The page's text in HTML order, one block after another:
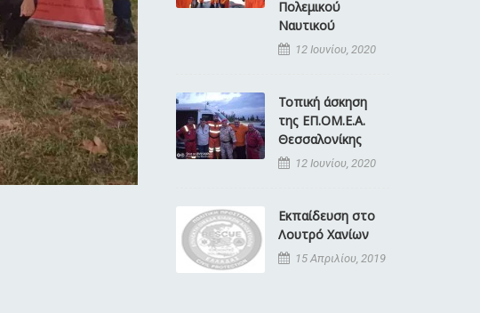
Πολεμικού
Ναυτικού
12 Ιουνίου, 2020
Τοπική άσκηση
της ΕΠ.ΟΜ.Ε.Α.
Θεσσαλονίκης
12 Ιουνίου, 2020
Εκπαίδευση στο
Λουτρό Χανίων
15 Απριλίου, 2019